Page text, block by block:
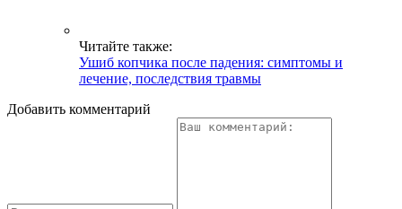
Читайте также:
Ушиб копчика после падения: симптомы и
лечение, последствия травмы
Добавить комментарий